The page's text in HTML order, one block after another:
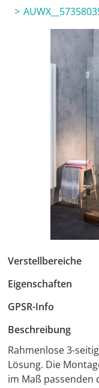
Verstellbereiche
Eigenschaften
GPSR-Info
Beschreibung
Rahmenlose 3-
Lösung. Die
im Maß